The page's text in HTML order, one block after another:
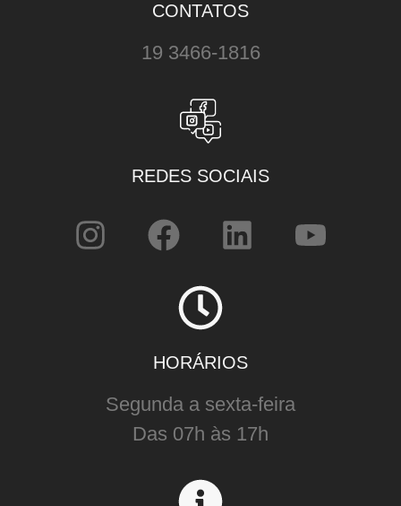
CONTATOS
19 3466-1816
REDES SOCIAIS
HORÁRIOS
Segunda a sexta-feira
Das 07h às 17h